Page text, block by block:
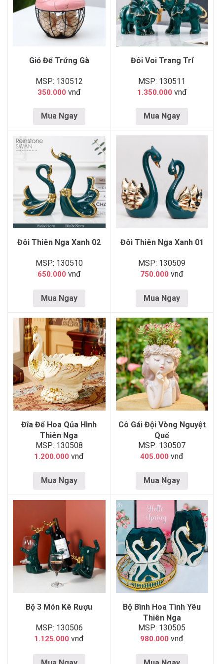
Giỏ Để Trứng Gà
MSP: 130512
350.000 vnđ
Mua Ngay
Đôi Voi Trang Trí
MSP: 130511
1.350.000 vnđ
Mua Ngay
Đôi Thiên Nga Xanh 02
MSP: 130510
650.000 vnđ
Mua Ngay
Đôi Thiên Nga Xanh 01
MSP: 130509
750.000 vnđ
Mua Ngay
Đĩa Để Hoa Qủa Hình
Thiên Nga
MSP: 130508
1.200.000 vnđ
Mua Ngay
Cô Gái Đội Vòng Nguyệt
Quế
MSP: 130507
405.000 vnđ
Mua Ngay
Bộ 3 Món Kê Rượu
MSP: 130506
1.125.000 vnđ
Bộ Bình Hoa Tình Yêu
Thiên Nga
MSP: 130505
980.000 vnđ